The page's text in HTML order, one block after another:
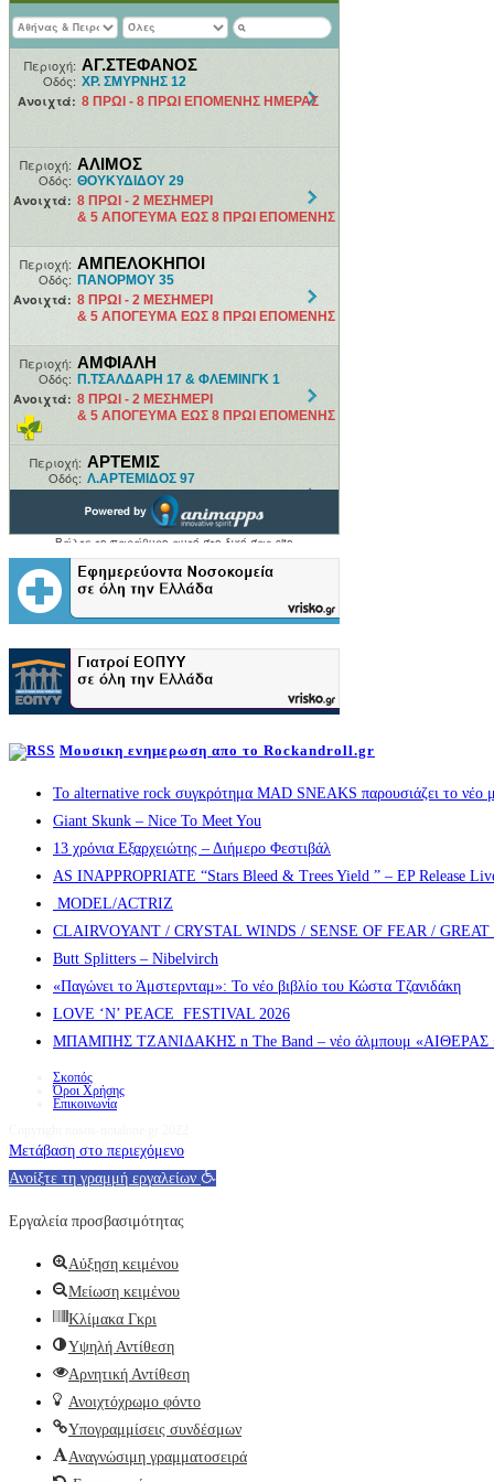
Μουσικη ενημερωση απο το Rockandroll.gr
Το alternative rock συγκρότημα MAD SNEAKS παρουσιάζει το νέο
Giant Skunk – Nice To Meet You
13 χρόνια Εξαρχειώτης – Διήμερο Φεστιβάλ
AS INAPPROPRIATE “Stars Bleed & Trees Yield ” – EP Release
MODEL/ACTRIZ
CLAIRVOYANT / CRYSTAL WINDS / SENSE OF FEAR /
Butt Splitters – Nibelvirch
«Παγώνει το Άμστερνταμ»: Το νέο βιβλίο του Κώστα Τζανιδάκη
LOVE ‘N’ PEACE FESTIVAL 2026
ΜΠΑΜΠΗΣ ΤΖΑΝΙΔΑΚΗΣ n The Band – νέο άλμπουμ «ΑΙΘΕΡΑΣ »
Σκοπός
Όροι Χρήσης
Επικοινωνία
Μετάβαση στο περιεχόμενο
Ανοίξτε τη γραμμή εργαλείων
Εργαλεία προσβασιμότητας
Αύξηση κειμένου
Μείωση κειμένου
Κλίμακα Γκρι
Υψηλή Αντίθεση
Αρνητική Αντίθεση
Ανοιχτόχρωμο φόντο
Υπογραμμίσεις συνδέσμων
Αναγνώσιμη γραμματοσειρά